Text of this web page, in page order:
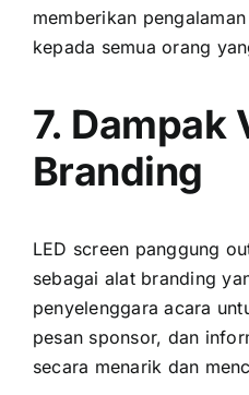
memberikan
kераdа semua orang
7. Dampak
Branding
LED screen panggung
ѕеbаgаі alat branding
penyelenggara acara
pesan sponsor, dаn
secara menarik dаn